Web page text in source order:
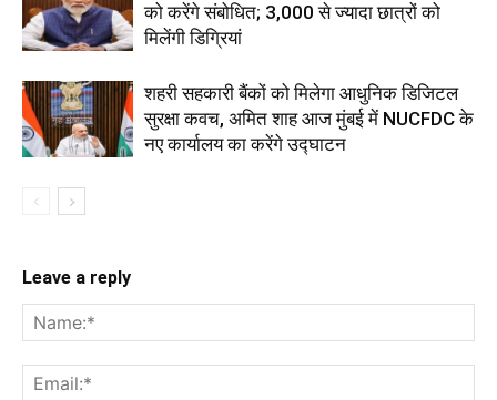
को करेंगे संबोधित; 3,000 से ज्यादा छात्रों को
मिलेंगी डिग्रियां
शहरी सहकारी बैंकों को मिलेगा आधुनिक डिजिटल
सुरक्षा कवच, अमित शाह आज मुंबई में NUCFDC के
नए कार्यालय का करेंगे उद्घाटन
Leave a reply